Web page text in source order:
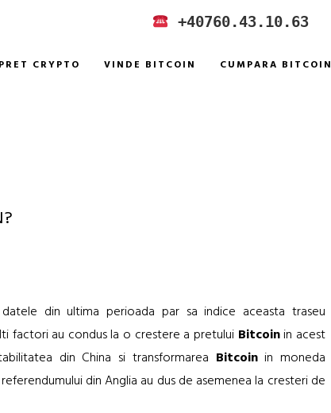
IN ROMANIA +40760.43.10.63
PRET CRYPTO VINDE BITCOIN CUMPARA BITCOIN
din ultima perioada par sa indice aceasta traseu
factori au condus la o crestere a pretului Bitcoinin acest
din China si transformarea Bitcoinin moneda
din Anglia au dus de asemenea la cresteri de